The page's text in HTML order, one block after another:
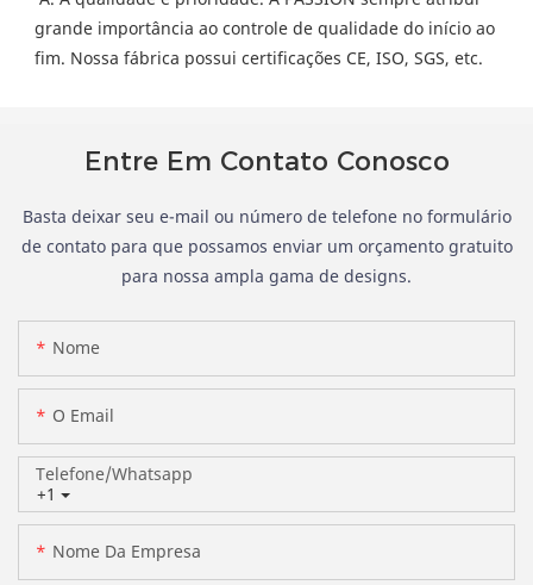
grande importância ao controle de qualidade do início ao
fim. Nossa fábrica possui certificações CE, ISO, SGS, etc.
Entre Em Contato Conosco
Basta deixar seu e-mail ou número de telefone no formulário
de contato para que possamos enviar um orçamento gratuito
para nossa ampla gama de designs.
Nome
O Email
+1
Telefone/whatsapp
Nome Da Empresa